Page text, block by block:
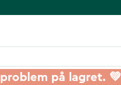
på lagret. 💚